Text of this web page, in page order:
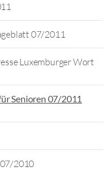
07/2011
Luxemburger Wort
Senioren 07/2011
2010